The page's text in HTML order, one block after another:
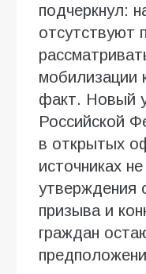
подчеркнул:
отсутствуют
мобилизации
факт. Новый
Российской
в открытых
источниках
утверждения
призыва и
граждан